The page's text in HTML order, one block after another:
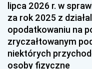
lipca 2026 r. w
za rok 2025 z
opodatkowaniu na
zryczałtowanym
niektórych
osoby fizyczne